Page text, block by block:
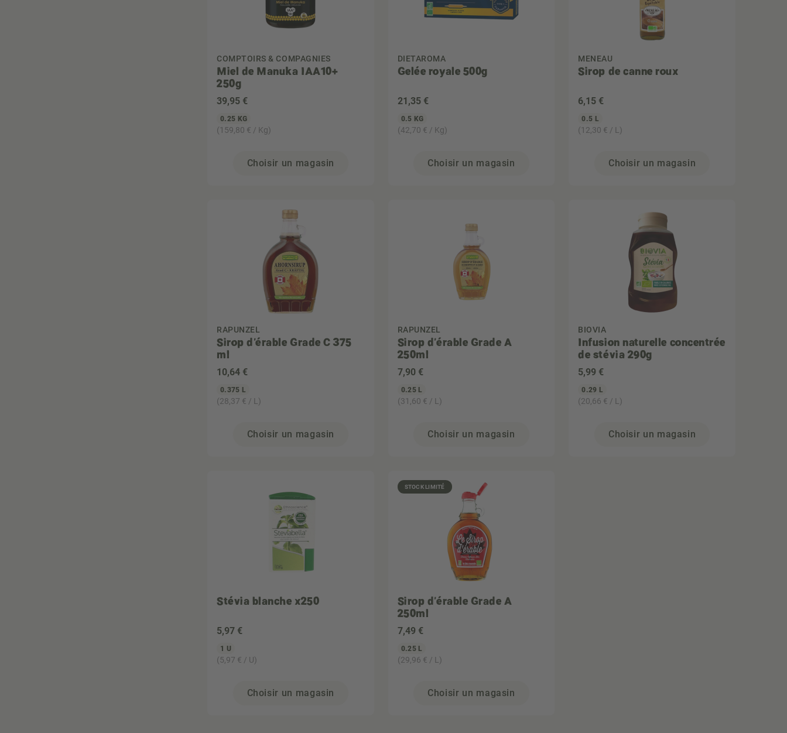
COMPTOIRS & COMPAGNIES
Miel de Manuka IAA10+
250g
39,95 €
0.25 KG
(159,80 € / Kg)
Choisir un magasin
DIETAROMA
Gelée royale 500g
21 ,35 €
0.5 KG
(42,70 € / Kg)
Choisir un magasin
MENEAU
Sirop de canne roux
6,15 €
0.5 L
(12,30 € / L)
Choisir un magasin
RAPUNZEL
Sirop d'érable Grade C 375
ml
10,64 €
0.375 L
(28,37 € / L)
Choisir un magasin
RAPUNZEL
Sirop d'érable Grade A
250ml
7,90 €
0.25 L
(31,60 € / L)
Choisir un magasin
BIOVIA
Infusion naturelle concentrée
de stévia 290g
5,99 €
0.29 L
(20,66 € / L)
Choisir un magasin
Stévia blanche x250
5,97 €
1 U
(5,97 € / U)
Choisir un magasin
STOCK LIMITÉ
Sirop d'érable Grade A
250ml
7,49 €
0.25 L
(29,96 € / L)
Choisir un magasin